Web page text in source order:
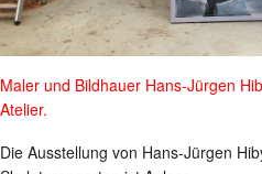
Maler und Bildhauer Hans-Jürgen
Atelier.
Die Ausstellung von Hans-Jürgen